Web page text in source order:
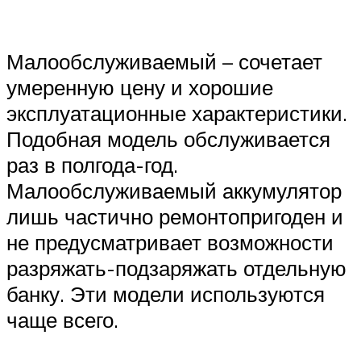
Малообслуживаемый – сочетает
умеренную цену и хорошие
эксплуатационные характеристики.
Подобная модель обслуживается
раз в полгода-год.
Малообслуживаемый аккумулятор
лишь частично ремонтопригоден и
не предусматривает возможности
разряжать-подзаряжать отдельную
банку. Эти модели используются
чаще всего.